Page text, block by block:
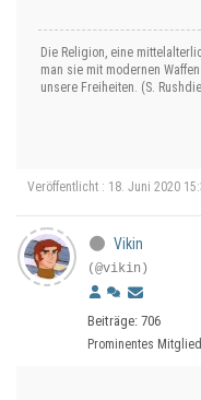
Die Religion, eine
man sie mit modernen
unsere Freiheiten. (S.
Veröffentlicht : 18. Juni 2020
Vikin
(@vikin)
Beiträge: 706
Prominentes Mitglied